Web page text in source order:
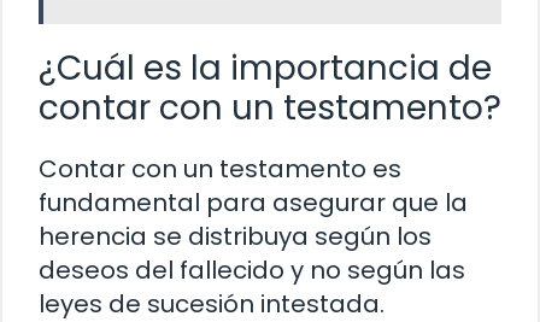
¿Cuál es la importancia de
contar con un testamento?
Contar con un testamento es
fundamental para asegurar que la
herencia se distribuya según los
deseos del fallecido y no según las
leyes de sucesión intestada.